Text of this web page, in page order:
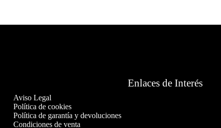
Enlaces de Interés
Aviso Legal
Política de cookies
Política de garantía y devoluciones
Condiciones de venta